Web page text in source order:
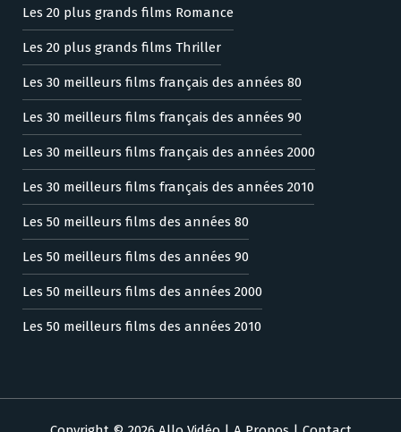
Les 20 plus grands films Romance
Les 20 plus grands films Thriller
Les 30 meilleurs films français des années 80
Les 30 meilleurs films français des années 90
Les 30 meilleurs films français des années 2000
Les 30 meilleurs films français des années 2010
Les 50 meilleurs films des années 80
Les 50 meilleurs films des années 90
Les 50 meilleurs films des années 2000
Les 50 meilleurs films des années 2010